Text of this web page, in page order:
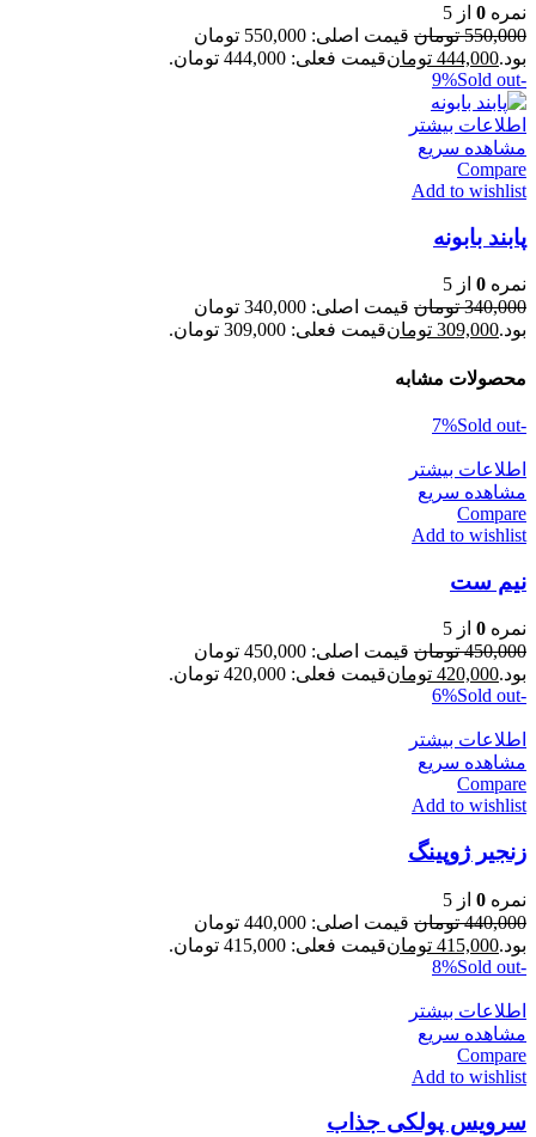
نمره 0 از 5
550,000 تومان
قیمت اصلی: 550,000 تومان
بود.444,000 تومانقیمت فعلی: 444,000 تومان.
-9%
Sold out
اطلاعات بیشتر
مشاهده سریع
Compare
Add to wishlist
پابند بابونه
نمره 0 از 5
340,000 تومان
قیمت اصلی: 340,000 تومان
بود.309,000 تومانقیمت فعلی: 309,000 تومان.
محصولات مشابه
-7%
Sold out
اطلاعات بیشتر
مشاهده سریع
Compare
Add to wishlist
نیم ست
نمره 0 از 5
450,000 تومان
قیمت اصلی: 450,000 تومان
بود.420,000 تومانقیمت فعلی: 420,000 تومان.
-6%
Sold out
اطلاعات بیشتر
مشاهده سریع
Compare
Add to wishlist
زنجیر ژوپینگ
نمره 0 از 5
440,000 تومان
قیمت اصلی: 440,000 تومان
بود.415,000 تومانقیمت فعلی: 415,000 تومان.
-8%
Sold out
اطلاعات بیشتر
مشاهده سریع
Compare
Add to wishlist
سرویس پولکی جذاب